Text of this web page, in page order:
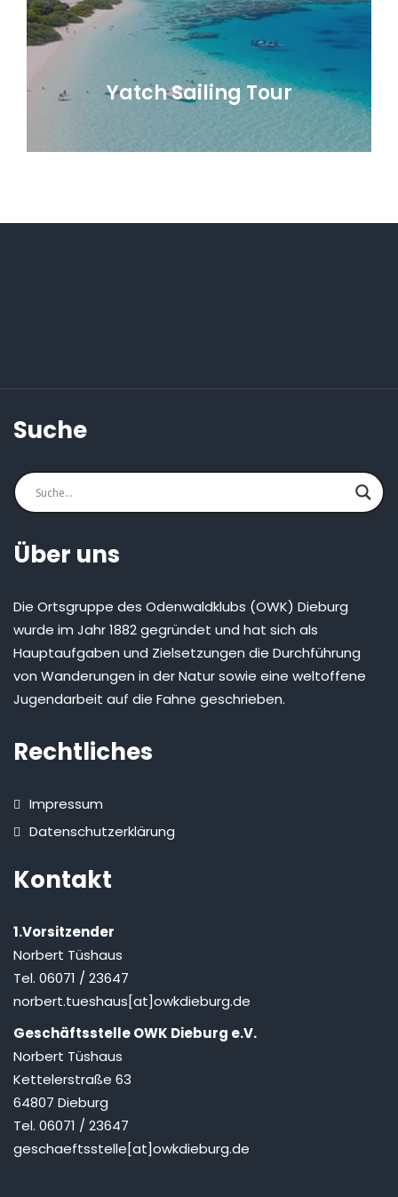
Yatch Sailing Tour
Suche
Über uns
Die Ortsgruppe des Odenwaldklubs (OWK) Dieburg
wurde im Jahr 1882 gegründet und hat sich als
Hauptaufgaben und Zielsetzungen die Durchführung
von Wanderungen in der Natur sowie eine weltoffene
Jugendarbeit auf die Fahne geschrieben.
Rechtliches
Impressum
Datenschutzerklärung
Kontakt
1.Vorsitzender
Norbert Tüshaus
Tel. 06071 / 23647
norbert.tueshaus[at]owkdieburg.de
Geschäftsstelle OWK Dieburg e.V.
Norbert Tüshaus
Kettelerstraße 63
64807 Dieburg
Tel. 06071 / 23647
geschaeftsstelle[at]owkdieburg.de